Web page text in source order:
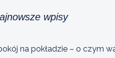
wpisy
na pokładzie – o czym